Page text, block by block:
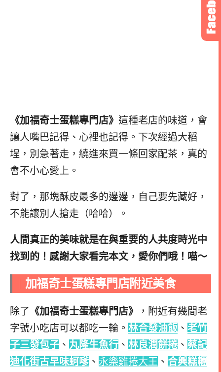
《加福奇士蛋糕專門店》 這種老店的味道，會
讓人嘴巴記得、心裡也記得。下次經過大稻
埕，別急著走，繞進來買一條回家配茶，真的
會不小心愛上。
對了，那塊酥皮最多的邊邊，自己要先藏好，
不能讓別人搶走（哈哈）。
人間真正的美味就是在與重要的人共度時光中
找到的！感謝大家看完本文，愛你們哦！喵～
加福奇士蛋糕專門店附近美食
除了 《加福奇士蛋糕專門店》
，附近有幾間老
字號小吃店可以都吃一輪。 林合發油飯 、 老竹
子三發包子 、 丸隆生魚行 、 林良潤餅捲 、 蔡記
迪化街古早味蚵嗲 、 永樂雞捲大王 、 合興糕糰